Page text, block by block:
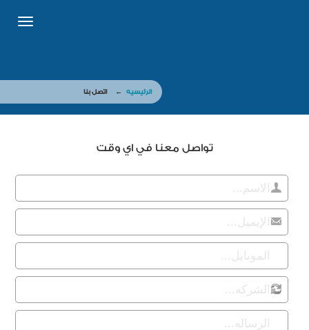
Toggle
الرئيسيه ← اتصل بنا
تواصل معنا في اي وقت